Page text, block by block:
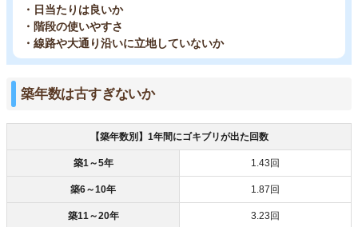
・日当たりは良いか
・階段の使いやすさ
・線路や大通り沿いに立地していないか
築年数は古すぎないか
【築年数別】1年間にゴキブリが出た回数
築1～5年 1.43回
築6～10年 1.87回
築11～20年 3.23回